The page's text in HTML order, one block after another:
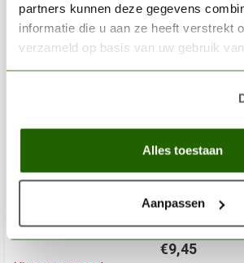
partners kunnen deze gegevens
informatie die u aan ze heeft verstrekt
verzameld op basis van uw gebruik
Alles toestaan
Aanpassen
Penseel en tools houder - PN1
€9,45